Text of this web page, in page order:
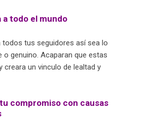
a todo el mundo
todos tus seguidores así sea lo
o genuino. Acaparan que estas
creara un vinculo de lealtad y
compromiso con causas